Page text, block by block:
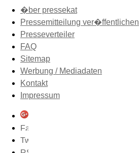
�ber pressekat
Pressemitteilung ver�ffentlichen
Presseverteiler
FAQ
Sitemap
Werbung / Mediadaten
Kontakt
Impressum